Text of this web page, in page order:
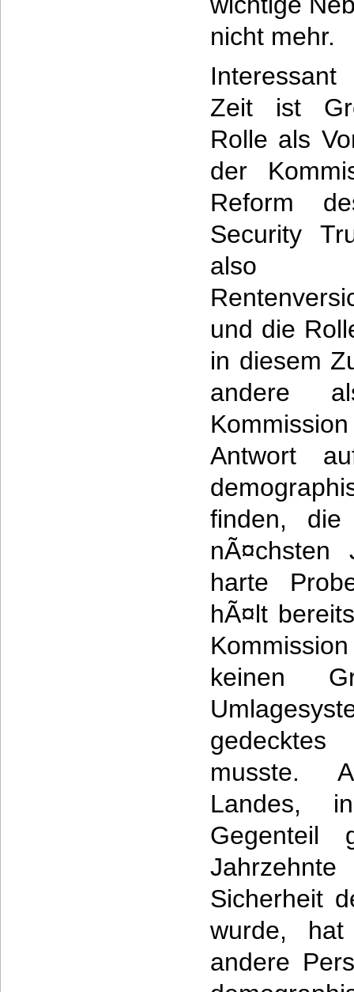
nicht mehr.
Zeit ist
Rolle als
der
Reform
Security
also
und die
in diesem
andere
Antwort
finden,
nÃ¤chsten
harte
hÃ¤lt
keinen
musste.
Landes,
Gegenteil
Sicherheit
wurde,
andere